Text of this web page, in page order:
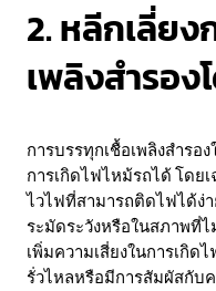
2. หลีกเลี่ยง
เพลิงสำรอง
การบรรทุกเชื้อเพลิงสำรอ
การเกิดไฟไหม้รถได้ โดย
ไวไฟที่สามารถติดไฟได้ง่า
ระมัดระวังหรือในสภาพที่
เพิ่มความเสี่ยงในการเกิด
รั่วไหลหรือมีการสัมผัสกับ